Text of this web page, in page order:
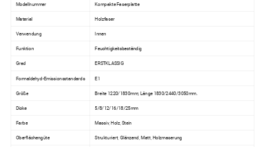
Modellnummer Kompakte Faserplatte
Material Holzfaser
Verwendung Innen
Funktion Feuchtigkeitsbeständig
Grad ERSTKLASSIG
Formaldehyd-Emissionsstandards E1
Größe Breite 1220/1830mm; Länge 1830/2440/3050mm.
Dicke 5/8/12/16/18/25mm
Farbe Massiv, Holz, Stein
Oberflächengüte Strukturiert, Glänzend, Matt, Holzmaserung